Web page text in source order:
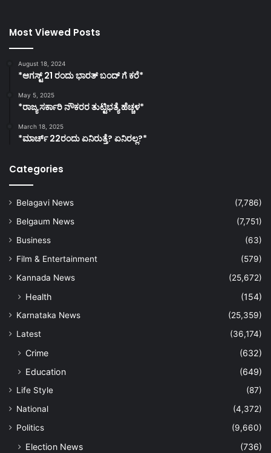
Most Viewed Posts
August 18, 2024
*ಆಗಸ್ಟ್ 21 ರಂದು ಭಾರತ್‌ ಬಂದ್‌ ಗೆ ಕರೆ*
May 5, 2025
*ರಾಜ್ಯ ಸರ್ಕಾರಿ ನೌಕರರ ತುಟ್ಟಿಭತ್ಯೆ ಹೆಚ್ಚಳ*
March 18, 2025
*ಮಾರ್ಚ್ 22ರಂದು ಏನಿರುತ್ತೆ? ಏನಿರಲ್ಲ?*
Categories
Belagavi News
(7,786)
Belgaum News
(7,751)
Business
(63)
Film & Entertainment
(579)
Kannada News
(25,672)
Health (154)
Karnataka News
(25,359)
Latest
(36,174)
Crime
(632)
Education
(649)
Life Style
(87)
National
(4,372)
Politics
(9,660)
Election News (736)